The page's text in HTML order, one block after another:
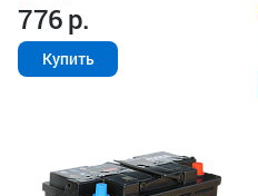
776р.
Купить